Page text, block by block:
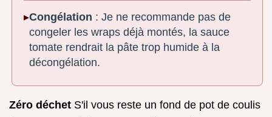
Congélation : Je ne recommande pas de
congeler les wraps déjà montés, la sauce
tomate rendrait la pâte trop humide à la
décongélation.
Zéro déchet S'il vous reste un fond de pot de coulis